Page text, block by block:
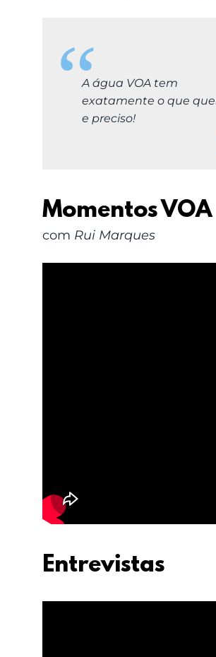
A água VOA tem
exatamente o que
e preciso!
Momentos VOA
com Rui Marques
Entrevistas